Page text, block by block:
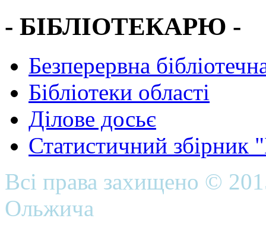
- БІБЛІОТЕКАРЮ -
Безперервна
Бібліотеки області
Ділове досьє
Статистичний
Всі права захищено ©
Ольжича